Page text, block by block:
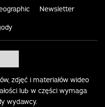
Newsletter
zdjęć i materiałów wideo
lub w części wymaga
wydawcy.